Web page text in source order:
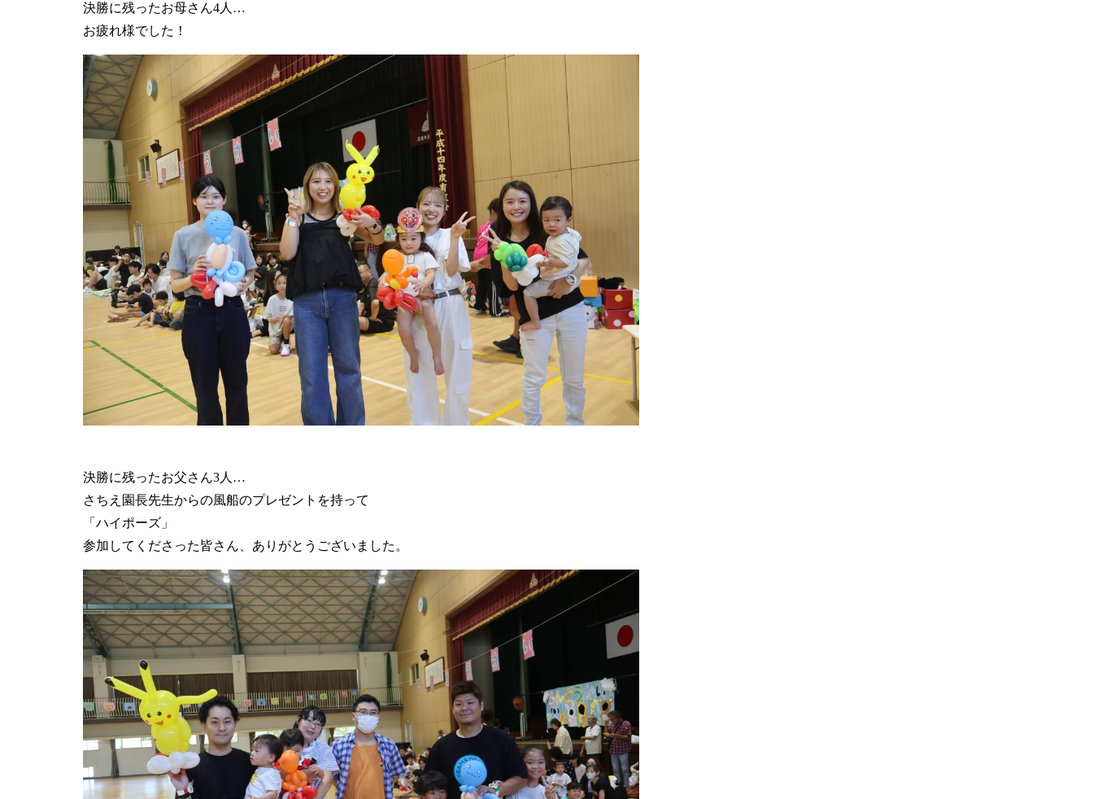
決勝に残ったお母さん4人…
お疲れ様でした！
決勝に残ったお父さん3人…
さちえ園長先生からの風船のプレゼントを持って
「ハイポーズ」
参加してくださった皆さん、ありがとうございました。